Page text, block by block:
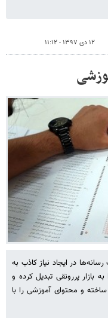
۱۲ دی ۱۳۹۷ - ۱۱:۱۲
در ایجاد نیاز کاذب به
بازار پررونقی تبدیل کرده و
و محتوای آموزشی را با